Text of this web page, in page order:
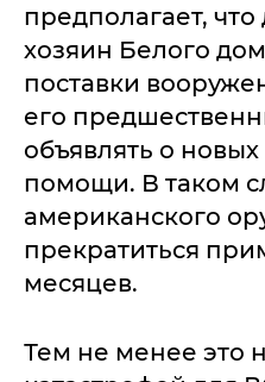
предполагает,
хозяин Белого
поставки
его
объявлять о
помощи. В таком
американского
прекратиться
месяцев.
Тем не менее это